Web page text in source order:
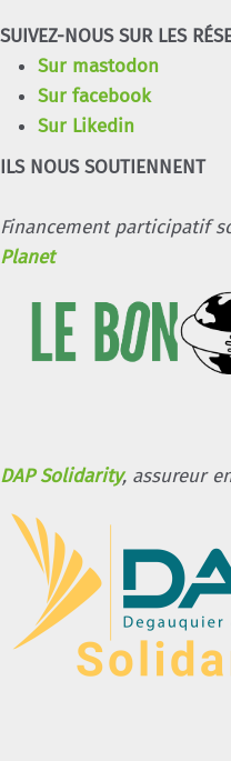
SUIVEZ-NOUS SUR LES
Sur mastodon
Sur facebook
Sur Likedin
ILS NOUS SOUTIENNENT
Financement participatif
Planet
DAP Solidarity, assureur